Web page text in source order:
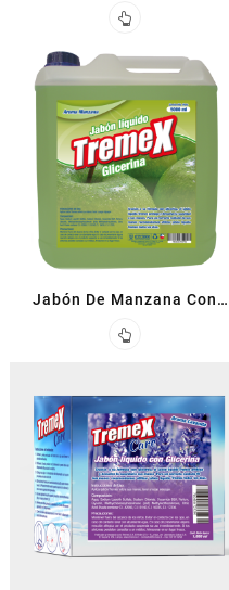
5 L
Jabón De Manzana Con
Glicerina 1 L